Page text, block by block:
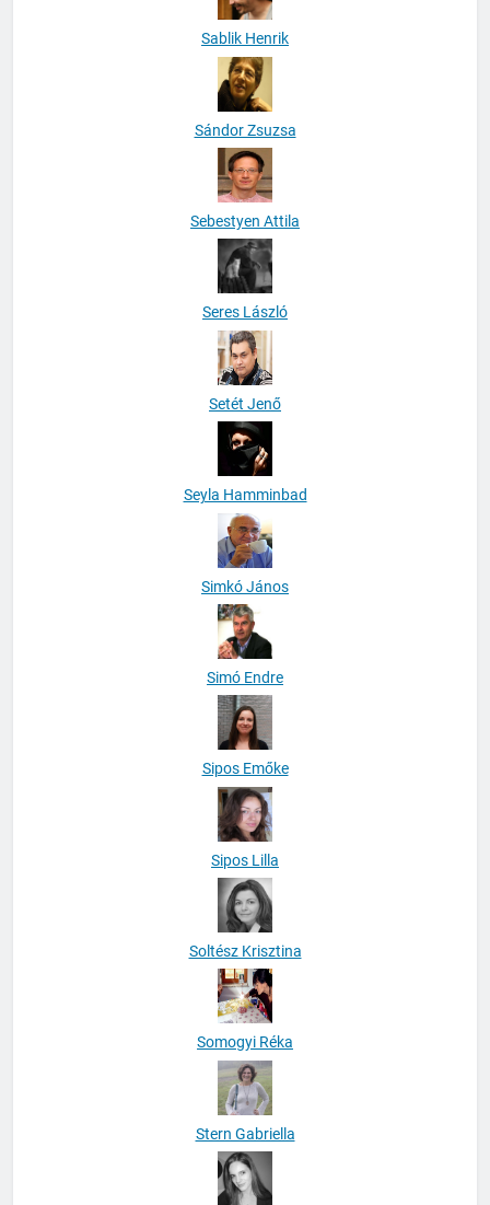
Sablik Henrik
Sándor Zsuzsa
Sebestyen Attila
Seres László
Setét Jenő
Seyla Hamminbad
Simkó János
Simó Endre
Sipos Emőke
Sipos Lilla
Soltész Krisztina
Somogyi Réka
Stern Gabriella